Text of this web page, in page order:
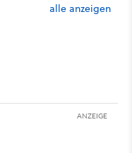
alle anzeigen
ANZEIGE